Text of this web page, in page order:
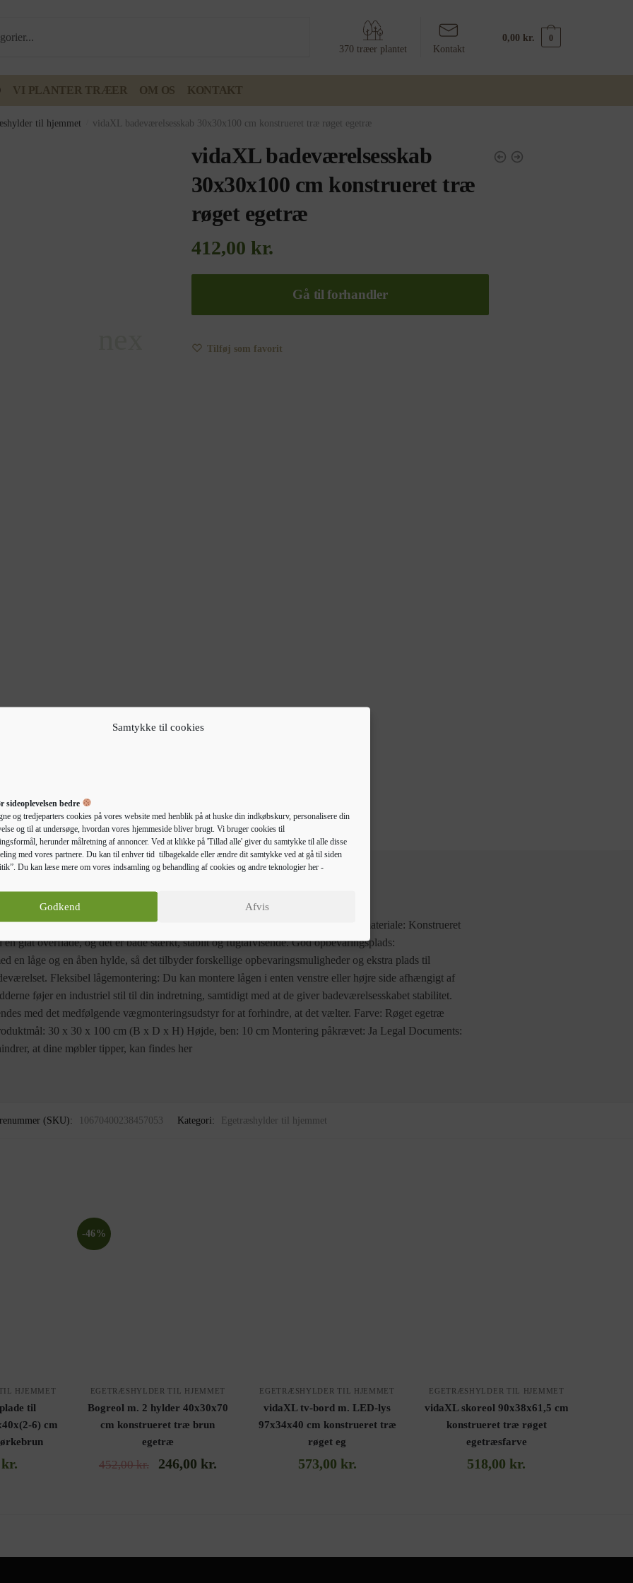
Samtykke til cookies
sideoplevelsen bedre
og tredjeparters cookies på vores website med henblik på at huske din indkøbskurv, personalisere din
og til at undersøge, hvordan vores hjemmeside bliver brugt. Vi bruger cookies til
herunder målretning af annoncer. Ved at klikke på 'Tillad alle' giver du samtykke til alle disse
med vores partnere. Du kan til enhver tid tilbagekalde eller ændre dit samtykke ved at gå til siden
Du kan læse mere om vores indsamling og behandling af cookies og andre teknologier her -
Godkend Afvis
370 træer plantet Kontakt
0,00 kr. 0
VI PLANTER TRÆER OM OS KONTAKT
til hjemmet vidaXL badeværelsesskab 30x30x100 cm konstrueret træ røget egetræ
vidaXL badeværelsesskab
30x30x100 cm konstrueret træ
røget egetræ
412,00 kr.
Gå til forhandler
Tilføj som favorit
supplement til dit badeværelse, da det gør det ryddeligt og pænt. Slidstærkt materiale: Konstrueret
en glat overflade, og det er både stærkt, stabilt og fugtafvisende. God opbevaringsplads:
en låge og en åben hylde, så det tilbyder forskellige opbevaringsmuligheder og ekstra plads til
Fleksibel lågemontering: Du kan montere lågen i enten venstre eller højre side afhængigt af
føjer en industriel stil til din indretning, samtidigt med at de giver badeværelsesskabet stabilitet.
med det medfølgende vægmonteringsudstyr for at forhindre, at det vælter. Farve: Røget egetræ
30 x 30 x 100 cm (B x D x H) Højde, ben: 10 cm Montering påkrævet: Ja Legal Documents:
at dine møbler tipper, kan findes her
(SKU): 10670400238457053 Kategori: Egetræshylder til hjemmet
HJEMMET
til
6) cm
kr.
-46%
EGETRÆSHYLDER TIL HJEMMET
Bogreol m. 2 hylder 40x30x70
cm konstrueret træ brun
egetræ
452,00kr. 246,00 kr.
EGETRÆSHYLDER TIL HJEMMET
vidaXL tv-bord m. LED-lys
97x34x40 cm konstrueret træ
røget eg
573,00 kr.
EGETRÆSHYLDER TIL HJEMMET
vidaXL skoreol 90x38x61,5 cm
konstrueret træ røget
egetræsfarve
518,00 kr.